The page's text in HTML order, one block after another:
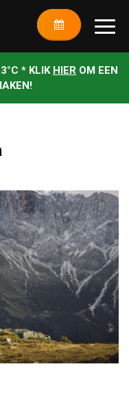
* KLIK HIER OM EEN